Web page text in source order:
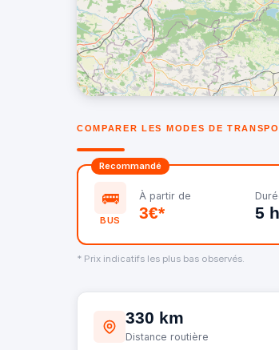
COMPARER LES MODES DE
Recommandé
🚌
BUS
À partir de
3€* 5
* Prix indicatifs les plus bas observés.
330 km
Distance routière